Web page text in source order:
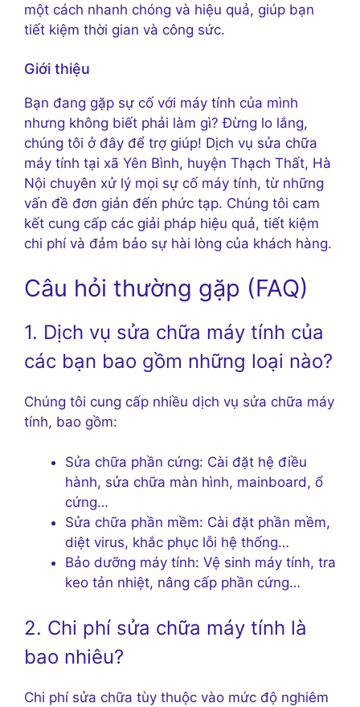
một cách nhanh chóng và hiệu quả, giúp bạn
tiết kiệm thời gian và công sức.
Giới thiệu
Bạn đang gặp sự cố với máy tính của mình
nhưng không biết phải làm gì? Đừng lo lắng,
chúng tôi ở đây để trợ giúp! Dịch vụ sửa chữa
máy tính tại xã Yên Bình, huyện Thạch Thất, Hà
Nội chuyên xử lý mọi sự cố máy tính, từ những
vấn đề đơn giản đến phức tạp. Chúng tôi cam
kết cung cấp các giải pháp hiệu quả, tiết kiệm
chi phí và đảm bảo sự hài lòng của khách hàng.
Câu hỏi thường gặp (FAQ)
1. Dịch vụ sửa chữa máy tính của
các bạn bao gồm những loại nào?
Chúng tôi cung cấp nhiều dịch vụ sửa chữa máy
tính, bao gồm:
Sửa chữa phần cứng: Cài đặt hệ điều
hành, sửa chữa màn hình, mainboard, ổ
cứng…
Sửa chữa phần mềm: Cài đặt phần mềm,
diệt virus, khắc phục lỗi hệ thống…
Bảo dưỡng máy tính: Vệ sinh máy tính, tra
keo tản nhiệt, nâng cấp phần cứng…
2. Chi phí sửa chữa máy tính là
bao nhiêu?
Chi phí sửa chữa tùy thuộc vào mức độ nghiêm